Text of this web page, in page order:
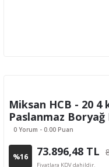
Miksan HCB - 20 4
Paslanmaz Boryağ
0 Yorum - 0.00 Puan
%16 73.896,48 TL
Fiyatlara KDV dahildir.